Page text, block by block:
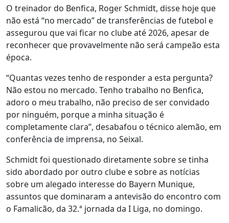
O treinador do Benfica, Roger Schmidt, disse hoje que
não está “no mercado” de transferências de futebol e
assegurou que vai ficar no clube até 2026, apesar de
reconhecer que provavelmente não será campeão esta
época.
“Quantas vezes tenho de responder a esta pergunta?
Não estou no mercado. Tenho trabalho no Benfica,
adoro o meu trabalho, não preciso de ser convidado
por ninguém, porque a minha situação é
completamente clara”, desabafou o técnico alemão, em
conferência de imprensa, no Seixal.
Schmidt foi questionado diretamente sobre se tinha
sido abordado por outro clube e sobre as notícias
sobre um alegado interesse do Bayern Munique,
assuntos que dominaram a antevisão do encontro com
o Famalicão, da 32.ª jornada da I Liga, no domingo.